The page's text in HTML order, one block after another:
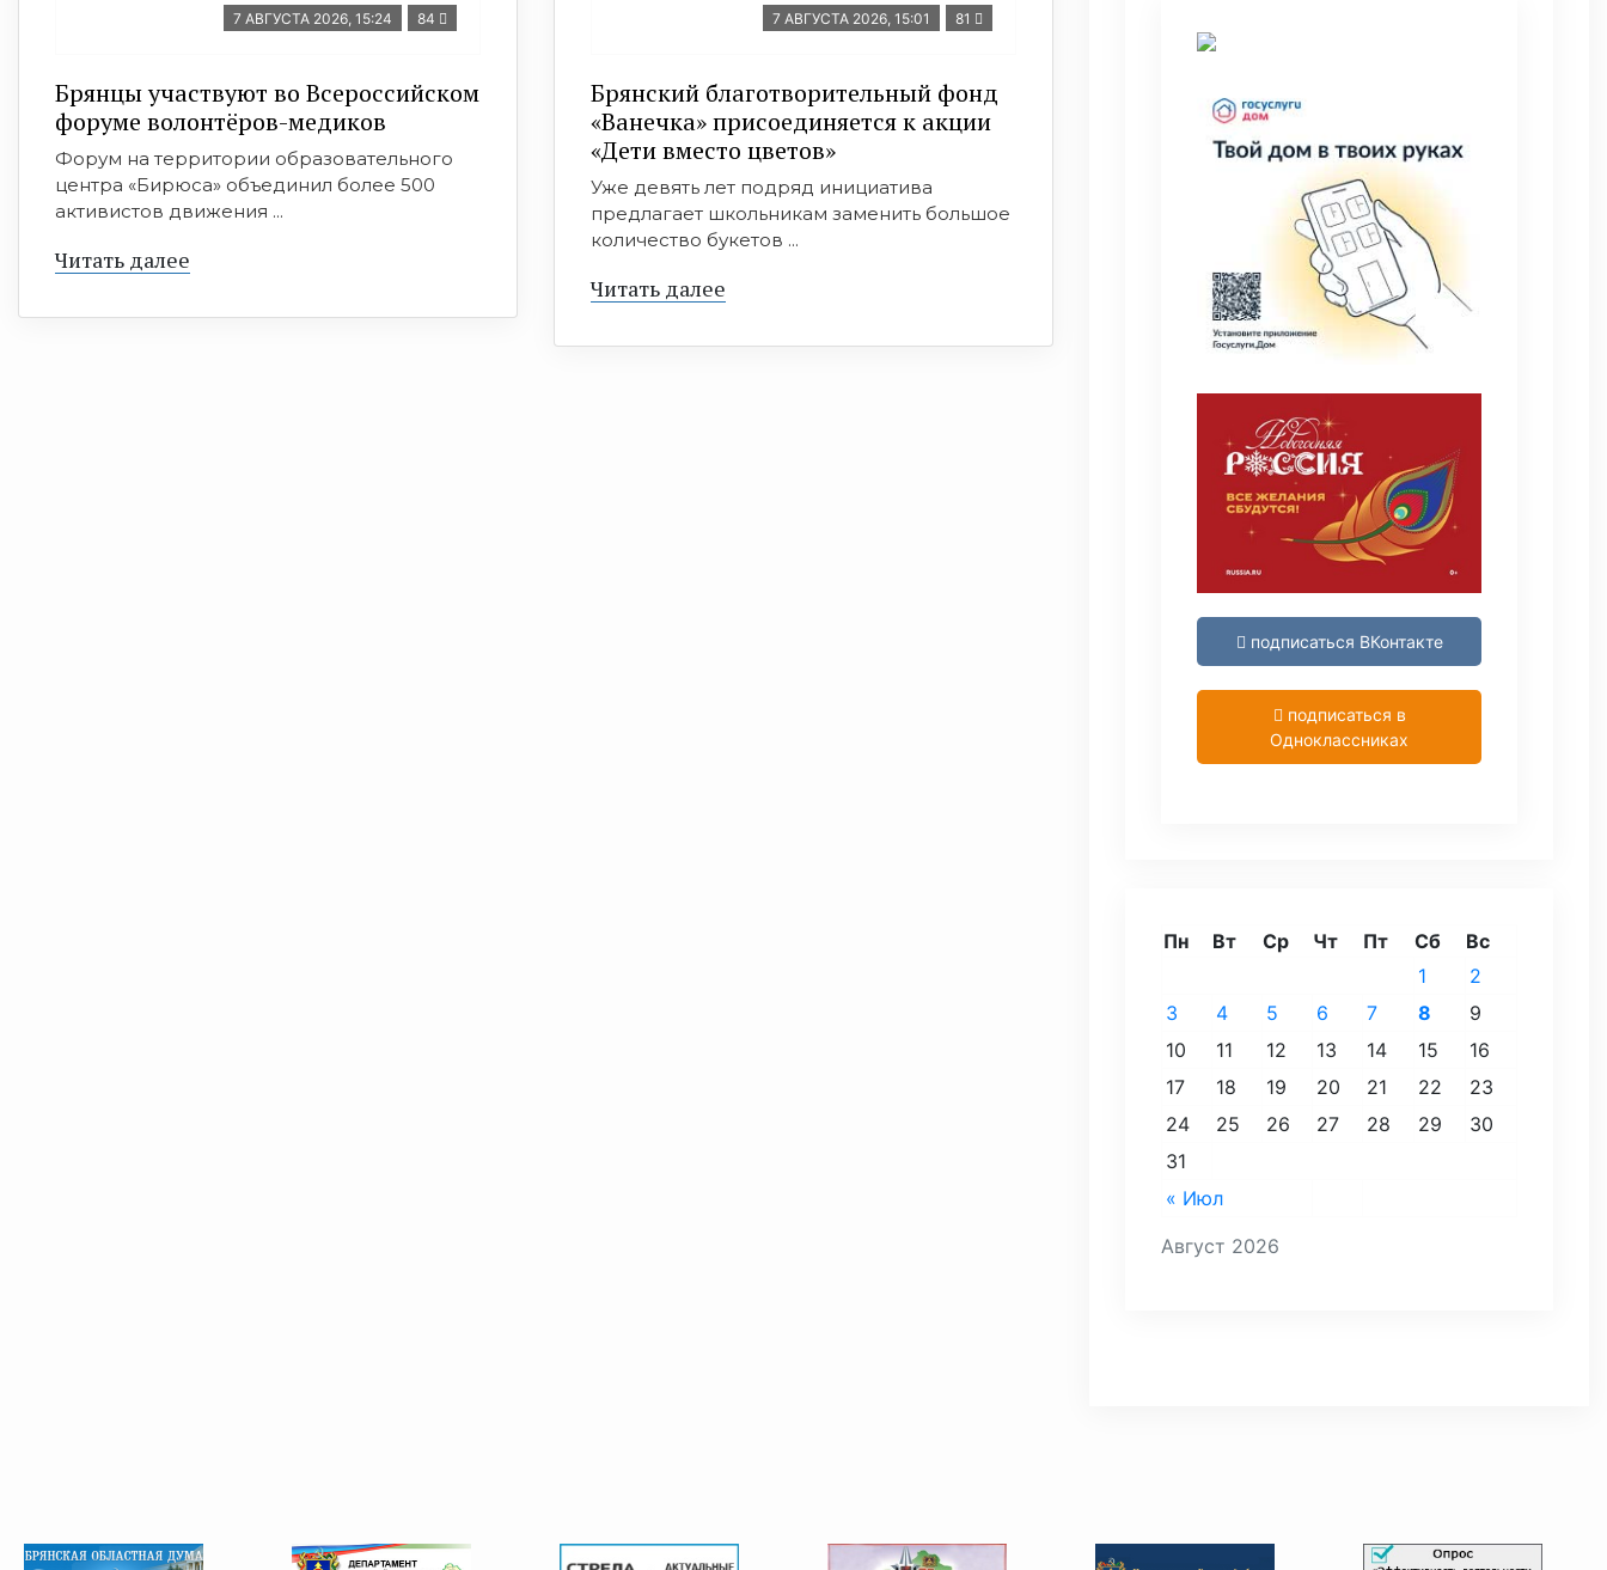
7 АВГУСТА 2026, 15:24 84
Брянцы участвуют во Всероссийском
форуме волонтёров-медиков
Форум на территории образовательного
центра «Бирюса» объединил более 500
активистов движения ...
Читать далее
7 АВГУСТА 2026, 15:01 81
Брянский благотворительный фонд
«Ванечка» присоединяется к акции
«Дети вместо цветов»
Уже девять лет подряд инициатива
предлагает школьникам заменить большое
количество букетов ...
Читать далее
подписаться ВКонтакте
подписаться в
Одноклассниках
Август 2026
Пн Вт Ср Чт Пт Сб Вс
« Июл
1
2
3
4 5 6 7 8
9
10
11 12 13 14 15
16
17
18 19 20 21 22
23
24
25 26 27 28 29
30
31